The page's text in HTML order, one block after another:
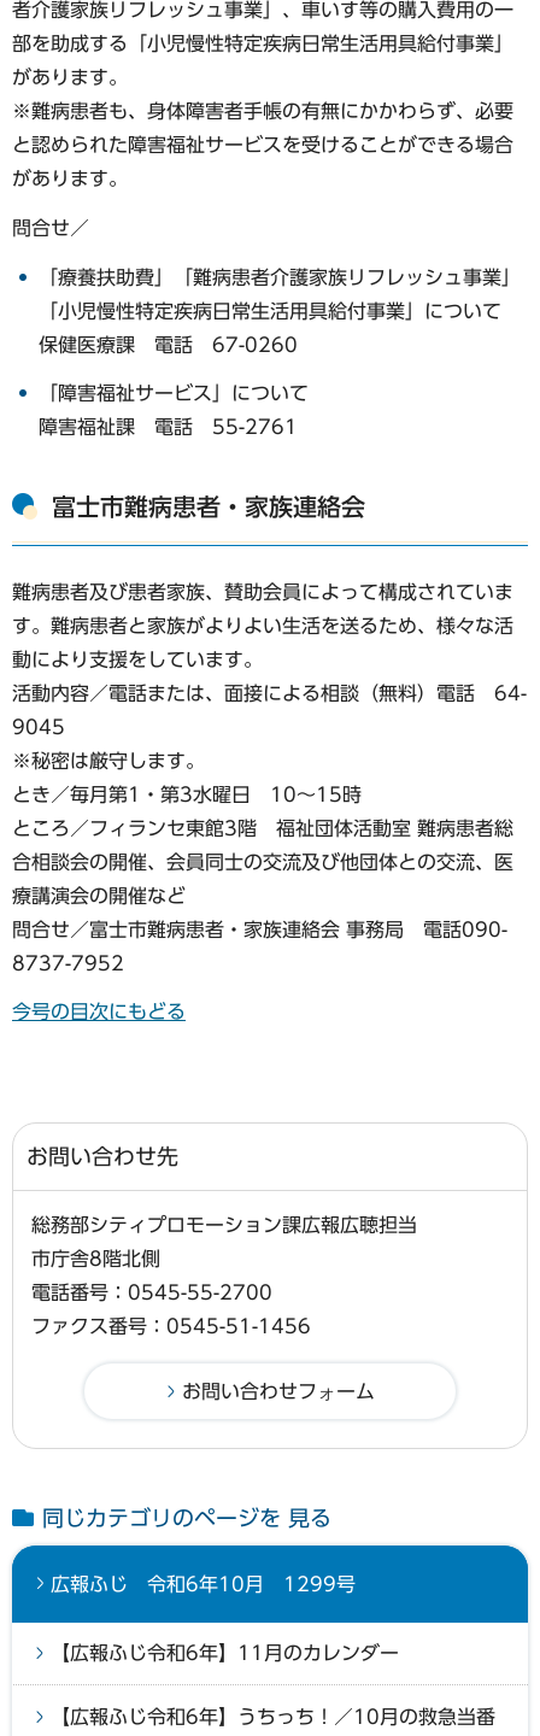
者介護家族リフレッシュ事業」、車いす等の購入費用の一
部を助成する「小児慢性特定疾病日常生活用具給付事業」
があります。
※難病患者も、身体障害者手帳の有無にかかわらず、必要
と認められた障害福祉サービスを受けることができる場合
があります。
問合せ／
「療養扶助費」「難病患者介護家族リフレッシュ事業」
「小児慢性特定疾病日常生活用具給付事業」について
保健医療課 電話 67-0260
「障害福祉サービス」について
障害福祉課 電話 55-2761
富士市難病患者・家族連絡会
難病患者及び患者家族、賛助会員によって構成されていま
す。難病患者と家族がよりよい生活を送るため、様々な活
動により支援をしています。
活動内容／電話または、面接による相談（無料）電話 64-
9045
※秘密は厳守します。
とき／毎月第1・第3水曜日 10～15時
ところ／フィランセ東館3階 福祉団体活動室 難病患者総
合相談会の開催、会員同士の交流及び他団体との交流、医
療講演会の開催など
問合せ／富士市難病患者・家族連絡会 事務局 電話090-
8737-7952
今号の目次にもどる
お問い合わせ先
総務部シティプロモーション課広報広聴担当
市庁舎8階北側
電話番号：0545-55-2700
ファクス番号：0545-51-1456
同じカテゴリのページを 見る
広報ふじ 令和6年10月 1299号
【広報ふじ令和6年】11月のカレンダー
【広報ふじ令和6年】うちっち！／10月の救急当番